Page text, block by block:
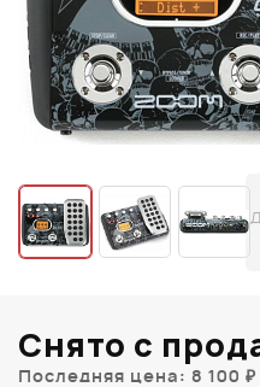
Снято с
Последняя цена: 8 100 ₽